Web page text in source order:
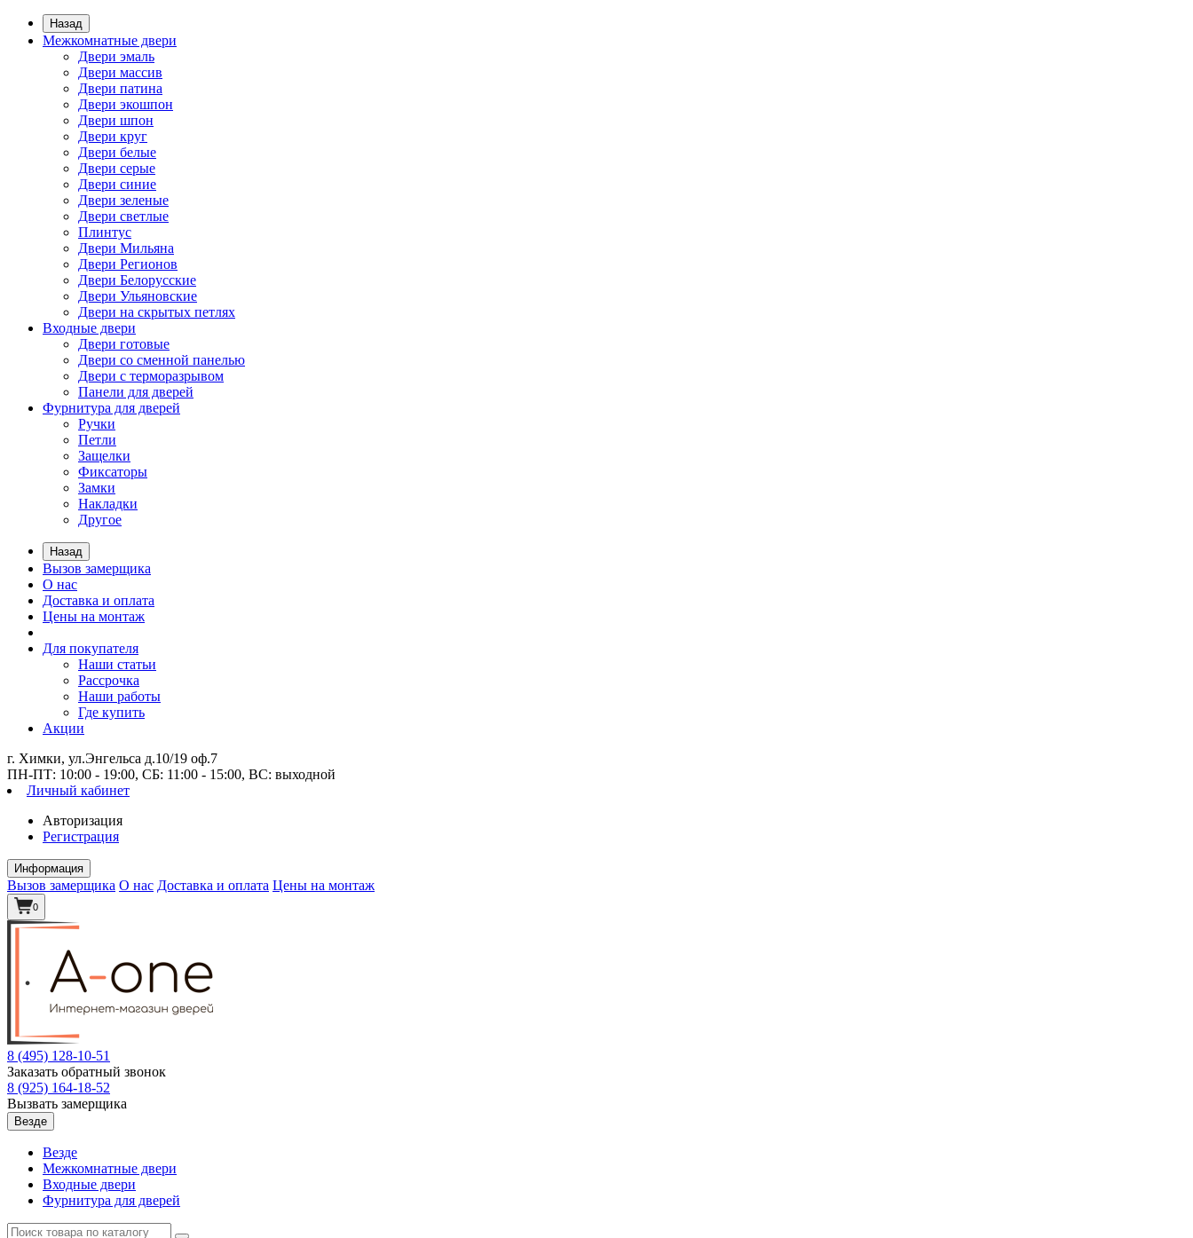
Назад
Межкомнатные двери
Двери эмаль
Двери массив
Двери патина
Двери экошпон
Двери шпон
Двери круг
Двери белые
Двери серые
Двери синие
Двери зеленые
Двери светлые
Плинтус
Двери Мильяна
Двери Регионов
Двери Белорусские
Двери Ульяновские
Двери на скрытых петлях
Входные двери
Двери готовые
Двери со сменной панелью
Двери с терморазрывом
Панели для дверей
Фурнитура для дверей
Ручки
Петли
Защелки
Фиксаторы
Замки
Накладки
Другое
Назад
Вызов замерщика
О нас
Доставка и оплата
Цены на монтаж
Для покупателя
Наши статьи
Рассрочка
Наши работы
Где купить
Акции
г. Химки, ул.Энгельса д.10/19 оф.7
ПН-ПТ: 10:00 - 19:00, СБ: 11:00 - 15:00, ВС: выходной
Личный кабинет
Авторизация
Регистрация
Информация
Вызов замерщика О нас Доставка и оплата Цены на монтаж
0
8 (495) 128-10-51
Заказать обратный звонок
8 (925) 164-18-52
Вызвать замерщика
Везде
Везде
Межкомнатные двери
Входные двери
Фурнитура для дверей